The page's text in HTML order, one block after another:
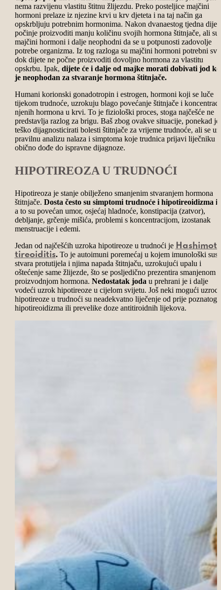
nema razvijenu vlastitu štitnu žlijezdu. Preko posteljice majčini
hormoni prelaze iz njezine krvi u krv djeteta i na taj način ga
opskrbljuju potrebnim hormonima. Nakon dvanaestog tjedna
počinje proizvoditi manju količinu svojih hormona štitnjače, ali su
majčini hormoni i dalje neophodni da se u potpunosti zadovolje
potrebe organizma. Iz tog razloga su majčini hormoni potrebni sve
dok dijete ne počne proizvoditi dovoljno hormona za vlastitu
opskrbu. Ipak, dijete će i dalje od majke morati dobivati jod
je neophodan za stvaranje hormona štitnjače.
Humani korionski gonadotropin i estrogen, hormoni koji se luče
tijekom trudnoće, uzrokuju blago povećanje štitnjače i
njenih hormona u krvi. To je fiziološki proces, stoga najčešće ne
predstavlja razlog za brigu. Baš zbog ovakve situacije, ponekad je
teško dijagnosticirati bolesti štitnjače za vrijeme trudnoće, ali se uz
pravilnu analizu nalaza i simptoma koje trudnica prijavi liječniku
obično dođe do ispravne dijagnoze.
HIPOTIREOZA U TRUDNOĆI
Hipotireoza je stanje obilježeno smanjenim stvaranjem hormona
štitnjače. Dosta često su simptomi trudnoće i hipotireoidizma
a to su povećan umor, osjećaj hladnoće, konstipacija (zatvor),
debljanje, grčenje mišića, problemi s koncentracijom, izostanak
menstruacije i edemi.
Jedan od najčešćih uzroka hipotireoze u trudnoći je
tireoiditis.To je autoimuni poremećaj u kojem imunološki
stvara protutijela i njima napada štitnjaču, uzrokujući upalu i
oštećenje same žlijezde, što se posljedično prezentira smanjenom
proizvodnjom hormona. Nedostatak joda u prehrani je i dalje
vodeći uzrok hipotireoze u cijelom svijetu. Još neki mogući uzroci
hipotireoze u trudnoći su neadekvatno liječenje od prije poznatog
hipotireoidizma ili prevelike doze antitiroidnih lijekova.